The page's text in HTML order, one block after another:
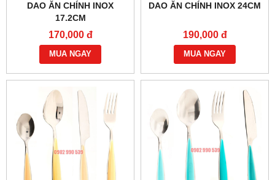
DAO ĂN CHÍNH INOX
17.2CM
170,000 đ
MUA NGAY
DAO ĂN CHÍNH INOX 24CM
190,000 đ
MUA NGAY